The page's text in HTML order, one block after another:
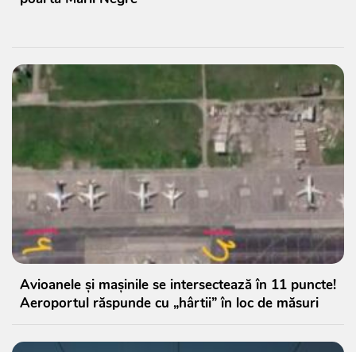
Avioanele și mașinile se intersectează în 11 puncte!
Aeroportul răspunde cu „hârtii” în loc de măsuri